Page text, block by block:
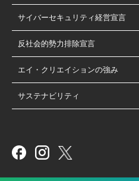
サイバーセキュリティ経営宣言
反社会的勢力排除宣言
エイ・クリエイションの強み
サステナビリティ